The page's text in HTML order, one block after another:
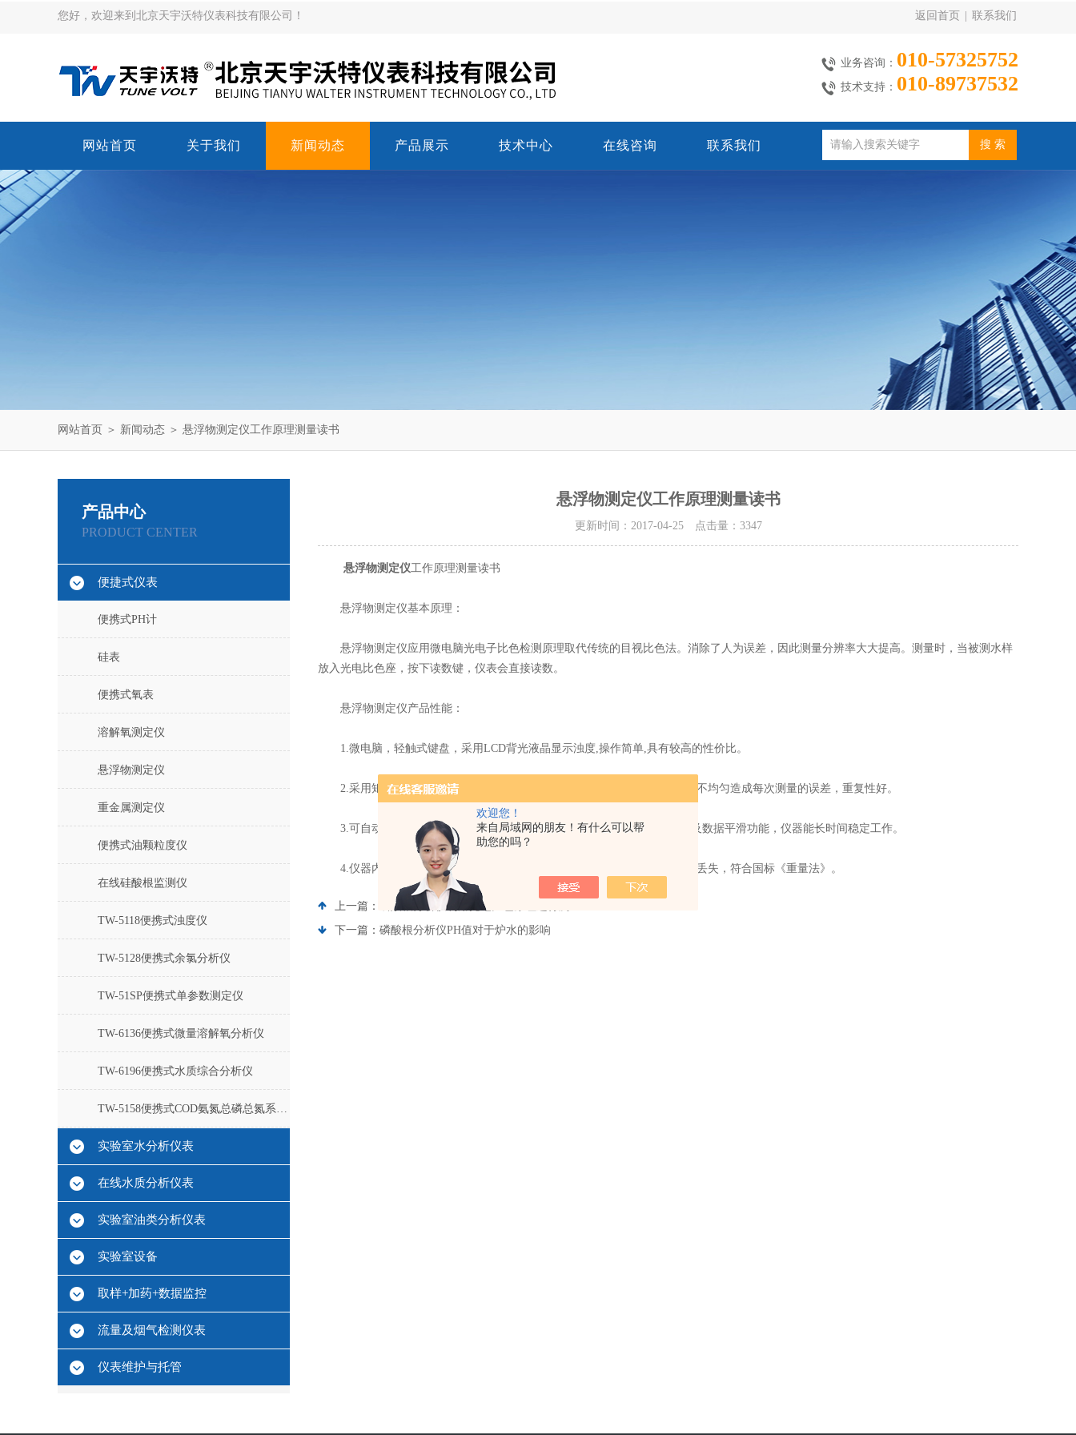
欢迎您！
来自局域网的朋友！有什么可以帮
助您的吗？
您好，欢迎来到北京天宇沃特仪表科技有限公司！ 返回首页 联系我们
业务咨询： 010-57325752
技术支持： 010-89737532
网站首页 关于我们 新闻动态 产品展示 技术中心 在线咨询 联系我们
网站首页 ＞ 新闻动态 ＞ 悬浮物测定仪工作原理测量读书
产品中心
PRODUCT CENTER
便捷式仪表
便携式PH计
硅表
便携式氧表
溶解氧测定仪
悬浮物测定仪
重金属测定仪
便携式油颗粒度仪
在线硅酸根监测仪
TW-5118便携式浊度仪
TW-5128便携式余氯分析仪
TW-51SP便携式单参数测定仪
TW-6136便携式微量溶解氧分析仪
TW-6196便携式水质综合分析仪
TW-5158便携式COD氨氮总磷总氮系列测定仪
实验室水分析仪表
在线水质分析仪表
实验室油类分析仪表
实验室设备
取样+加药+数据监控
流量及烟气检测仪表
仪表维护与托管
悬浮物测定仪工作原理测量读书
更新时间：2017-04-25 点击量： 3347
悬浮物测定仪工作原理测量读书
悬浮物测定仪基本原理：
悬浮物测定仪应用微电脑光电子比色检测原理取代传统的目视比色法。消除了人为误差，因此测量分辨率大大提高。测量时，当被测水样
放入光电比色座，按下读数键，仪表会直接读数。
悬浮物测定仪产品性能：
1.微电脑，轻触式键盘，采用LCD背光液晶显示浊度,操作简单,具有较高的性价比。
2.采用矩形光学玻璃比色皿，表面平整光洁，克服了圆管比色皿管壁厚薄不均匀造成每次测量的误差，重复性好。
3.可自动调零和5点自动校正，量程有自动和手动切换，数据非线性处理及数据平滑功能，仪器能长时间稳定工作。
4.仪器内存储有全量程范围内的标定曲线，具有断电保护，标定数据不会丢失，符合国标《重量法》。
上一篇：
磷酸根分析仪利用光电比色原理进行测量
下一篇： 磷酸根分析仪PH值对于炉水的影响